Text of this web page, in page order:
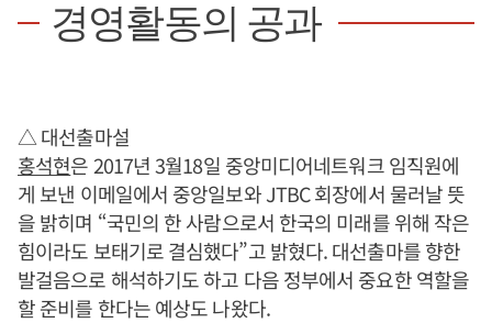
경영활동의 공과
△ 대선출마설
홍석현은 2017년 3월18일 중앙미디어네트워크 임직원에
게 보낸 이메일에서 중앙일보와 JTBC 회장에서 물러날 뜻
을 밝히며 “국민의 한 사람으로서 한국의 미래를 위해 작은
힘이라도 보태기로 결심했다”고 밝혔다. 대선출마를 향한
발걸음으로 해석하기도 하고 다음 정부에서 중요한 역할을
할 준비를 한다는 예상도 나왔다.